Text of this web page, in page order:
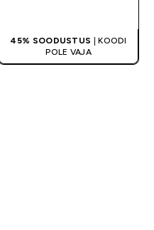
45% SOODUSTUS | KOODI
POLE VAJA